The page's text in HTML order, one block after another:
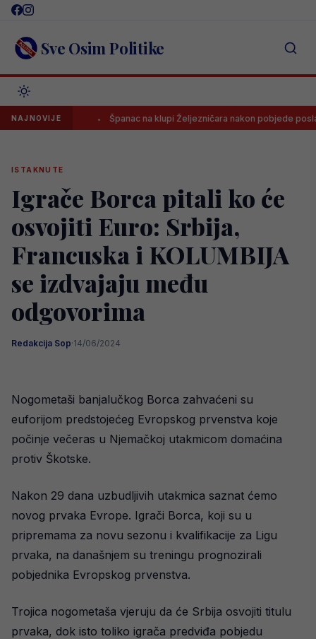
Skip
content Sve Osim Politike
NAJNOVIJE
A listi Španac na klupi Željezničara nakon pobjede poslao
ISTAKNUTE
Igrače Borca pitali ko će
osvojiti Euro: Srbija,
Francuska i KOLUMBIJA
se izdvajaju među
odgovorima
Redakcija Sop·14/06/2024
Nogometaši banjalučkog Borca zahvaćeni su
euforijom predstojećeg Evropskog prvenstva koje
počinje večeras u Njemačkoj utakmicom domaćina
protiv Škotske.
Nakon 29 dana uzbudljivih utakmica saznat ćemo
novog prvaka Evrope. Igrači Borca, koji su u
pripremama za novu sezonu i kvalifikacije za Ligu
prvaka, na današnjem su treningu prognozirali
pobjednika Evropskog prvenstva.
Trojica nogometaša vjeruju da će Srbija osvojiti titulu
prvaka, dok isto toliko igrača predviđa pobjedu